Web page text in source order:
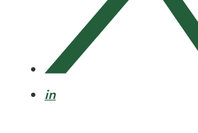
inLinkedIn